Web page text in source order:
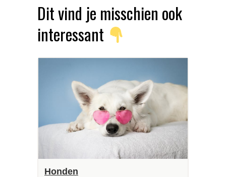
Dit vind je misschien ook
interessant
Honden